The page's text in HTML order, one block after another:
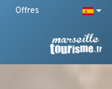
Offres